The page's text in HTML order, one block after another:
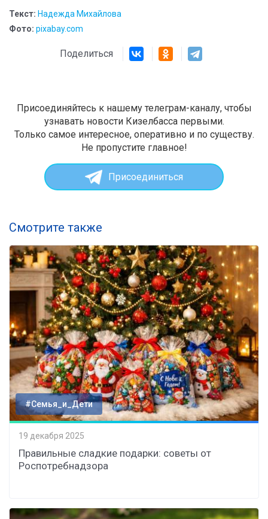
Текст: Надежда Михайлова
Фото: pixabay.com
Поделиться
Присоединяйтесь к нашему телеграм-каналу, чтобы
узнавать новости Кизелбасса первыми.
Только самое интересное, оперативно и по существу.
Не пропустите главное!
Присоединиться
Смотрите также
#Семья_и_Дети
19 декабря 2025
Правильные сладкие подарки: советы от
Роспотребнадзора